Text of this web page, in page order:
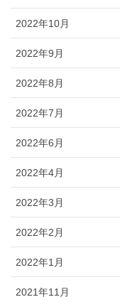
2022年10月
2022年9月
2022年8月
2022年7月
2022年6月
2022年4月
2022年3月
2022年2月
2022年1月
2021年11月